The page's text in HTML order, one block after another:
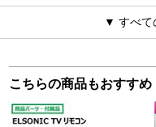
▼ すべて
こちらの商品もおすすめ